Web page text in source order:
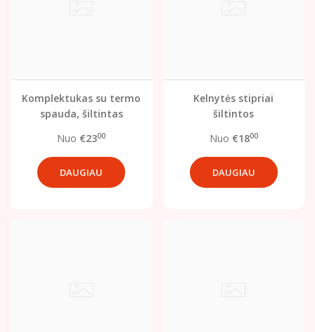
Komplektukas su termo
spauda, šiltintas
Nuo €2300
DAUGIAU
Kelnytės stipriai
šiltintos
Nuo €1800
DAUGIAU